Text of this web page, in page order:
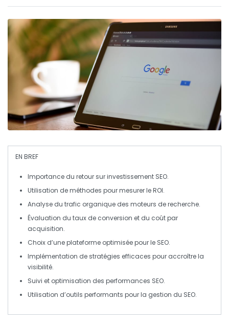
EN BREF
Importance du retour sur investissement SEO.
Utilisation deméthodes pourmesurerle ROI.
Analyse du trafic organique des moteurs de recherche.
Évaluation du taux de conversion et du coût par
acquisition.
Choix d’uneplateforme optimiséepour le SEO.
Implémentation de stratégies efficaces pour accroître la
visibilité.
Suivi et optimisation des performances SEO.
Utilisation d’outils performants pour la gestion du SEO.